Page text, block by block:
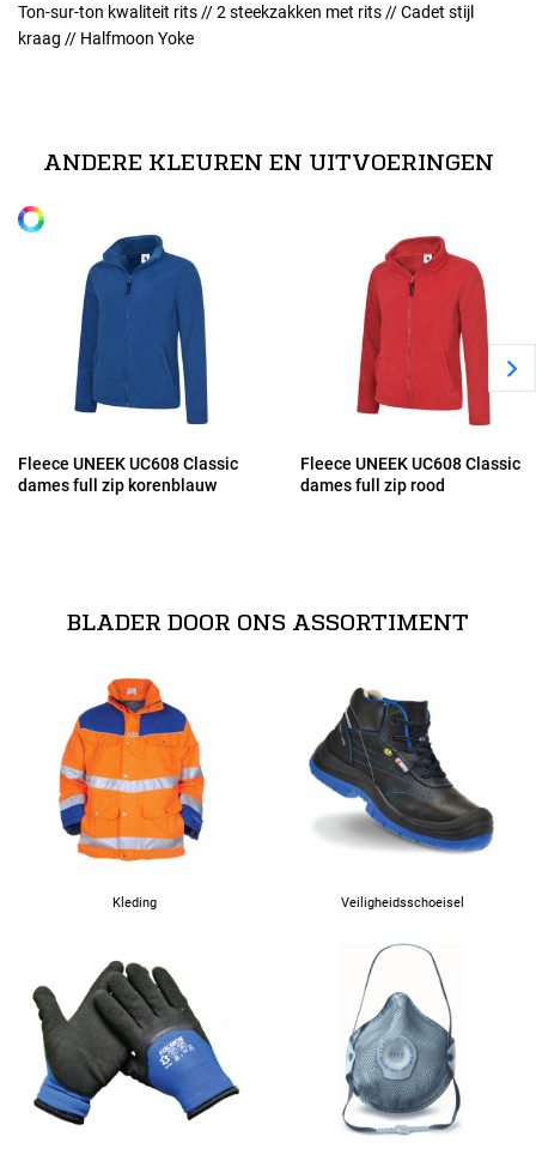
Ton-sur-ton kwaliteit rits // 2 steekzakken met rits // Cadet stijl
kraag // Halfmoon Yoke
2XL
ANDERE KLEUREN EN UITVOERINGEN
Fleece UNEEK UC608 Classic
dames full zip korenblauw
Fleece UNEEK UC608 Classic
dames full zip rood
BLADER DOOR ONS ASSORTIMENT
Kleding Veiligheidsschoeisel